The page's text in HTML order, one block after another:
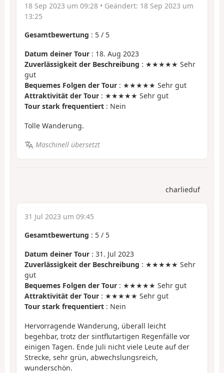
18 Sep 2023 um 09:28 • Geändert: 18 Sep 2023 um
13:25
Gesamtbewertung : 5 / 5
Datum deiner Tour : 18. Aug 2023
Zuverlässigkeit der Beschreibung : ★★★★★ Sehr
gut
Bequemes Folgen der Tour : ★★★★★ Sehr gut
Attraktivität der Tour : ★★★★★ Sehr gut
Tour stark frequentiert : Nein
Tolle Wanderung.
Maschinell übersetzt
charlieduf
31 Jul 2023 um 09:45
Gesamtbewertung : 5 / 5
Datum deiner Tour : 31. Jul 2023
Zuverlässigkeit der Beschreibung : ★★★★★ Sehr
gut
Bequemes Folgen der Tour : ★★★★★ Sehr gut
Attraktivität der Tour : ★★★★★ Sehr gut
Tour stark frequentiert : Nein
Hervorragende Wanderung, überall leicht
begehbar, trotz der sintflutartigen Regenfälle vor
einigen Tagen. Ende Juli nicht viele Leute auf der
Strecke, sehr grün, abwechslungsreich,
wunderschön.